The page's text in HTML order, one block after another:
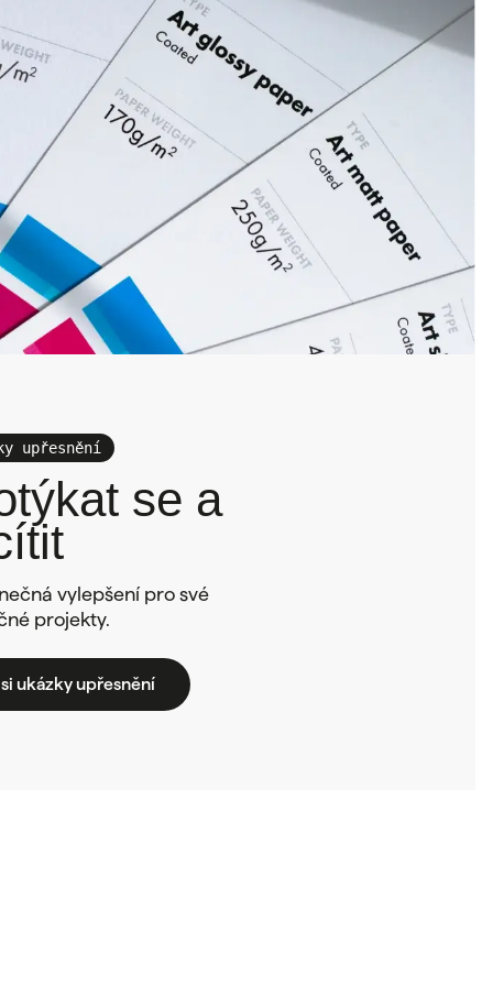
upřesnění
se a
vylepšení pro své
projekty.
ukázky upřesnění